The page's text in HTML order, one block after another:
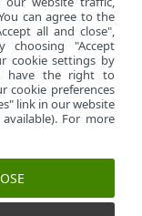
can agree to the
all and close",
choosing "Accept
cookie settings by
have the right to
cookie preferences
link in our website
For more